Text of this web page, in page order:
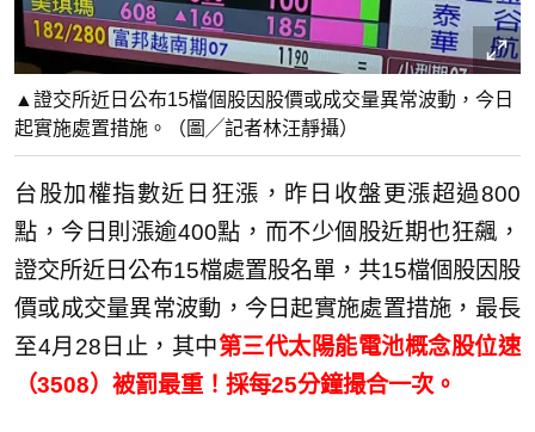
▲證交所近日公布15檔個股因股價或成交量異常波動，今日
起實施處置措施。（圖╱記者林汪靜攝）
台股加權指數近日狂漲，昨日收盤更漲超過800
點，今日則漲逾400點，而不少個股近期也狂飆，
證交所近日公布15檔處置股名單，共15檔個股因股
價或成交量異常波動，今日起實施處置措施，最長
至4月28日止，其中第三代太陽能電池概念股位速
（3508）被罰最重！採每25分鐘撮合一次。